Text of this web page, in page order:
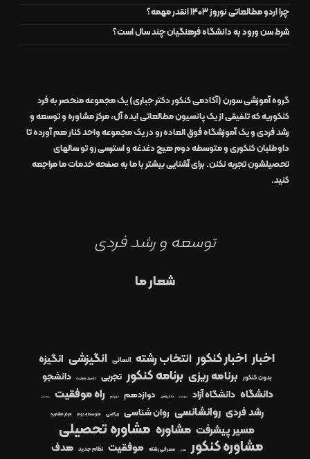
چرا اردو مطالعاتی نوروز 1403 انقدر مهمه؟
شرط سن ورود به دانشگاه فرهنگیان چند سال است؟
گروه آموزشی سورن (آکادمی کنکور دکتر جباری)یک مجموعه منحصر به فرد
کنکوریه که تلفیقی از یکپانسیون مطالعاتیایده آل،مرکز مشاوره و توسعه و
رشدفردیو یکآموزشگاهفوق العادهرو دریک مجموعه واحدکنار هم آورده تا
داوطلبان کنکوری و متوسطه دوم هیچ دغدغه و استرسی رو تو سالهای
تحصیلشون تجربه نکنن. برای آشنایی بیشتر با ما به صفحهخدمات مامراجعه
کنید.
توسعه و رشد فردی
شعار ما
اخبار اخبار کنکور انتخاب رشته انسانی انگیزشی انگیزه
بدون کنکور برنامه ریزی برنامه کنکور تجربی تکمیل ظرفیت دانشجو
دانشگاه دانشگاه آزاد دبیرستان دندانپزشکی دوازدهم دیپلم راه موفقیت رشته انسانی
رشد فردی روانشانسی روان شناسی ریاضی متوسطه دوم مرکز مشاوره
مسیر پیشرفت مشاوره مشاوره تحصیلی
مشاوره کنکور
معدل معرفی رشته موفقیت نظام جدید هدف